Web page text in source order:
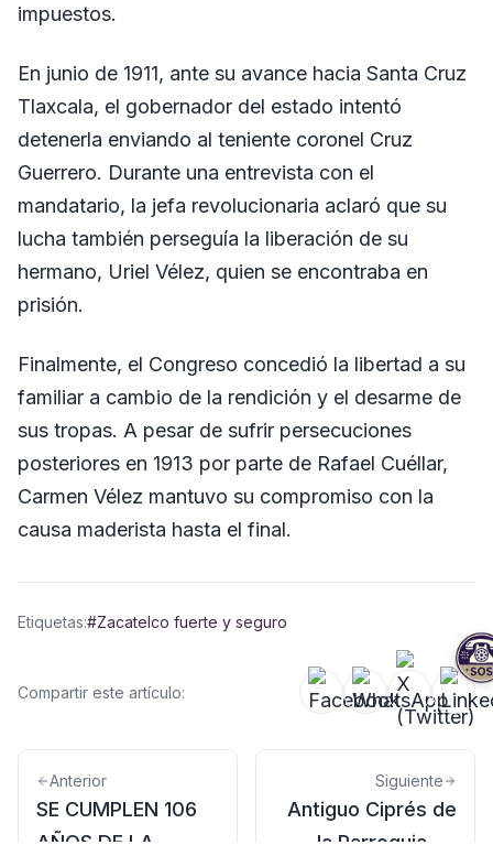
impuestos.
​En junio de 1911, ante su avance hacia Santa Cruz
Tlaxcala, el gobernador del estado intentó
detenerla enviando al teniente coronel Cruz
Guerrero. Durante una entrevista con el
mandatario, la jefa revolucionaria aclaró que su
lucha también perseguía la liberación de su
hermano, Uriel Vélez, quien se encontraba en
prisión.
Finalmente, el Congreso concedió la libertad a su
familiar a cambio de la rendición y el desarme de
sus tropas. A pesar de sufrir persecuciones
posteriores en 1913 por parte de Rafael Cuéllar,
Carmen Vélez mantuvo su compromiso con la
causa maderista hasta el final.
Etiquetas:#Zacatelco fuerte y seguro
Compartir este artículo:
Anterior
SE CUMPLEN 106
AÑOS DE LA
Siguiente
Antiguo Ciprés de
la Parroquia de